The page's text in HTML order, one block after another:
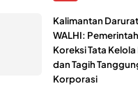
Kalimantan
WALHI:
Koreksi Tata Kelola
dan Tagih
Korporasi